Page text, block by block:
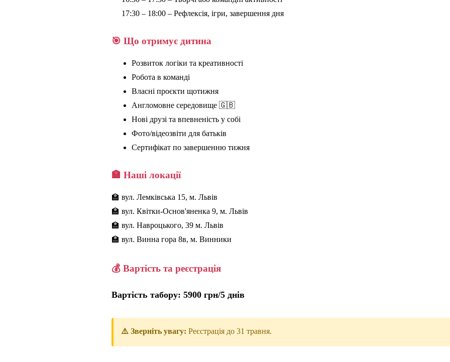
17:30 – 18:00 – Рефлексія, ігри, завершення дня
🎯 Що отримує дитина
Розвиток логіки та креативності
Робота в команді
Власні проєкти щотижня
Англомовне середовище 🇬🇧
Нові друзі та впевненість у собі
Фото/відеозвіти для батьків
Сертифікат по завершенню тижня
🏣 Наші локації
🏫 вул. Лемківська 15, м. Львів
🏫 вул. Квітки-Основ'яненка 9, м. Львів
🏫 вул. Навроцького, 39 м. Львів
🏫 вул. Винна гора 8в, м. Винники
💰 Вартість та реєстрація
Вартість табору: 5900 грн/5 днів
⚠️ Зверніть увагу: Реєстрація до 31 травня.